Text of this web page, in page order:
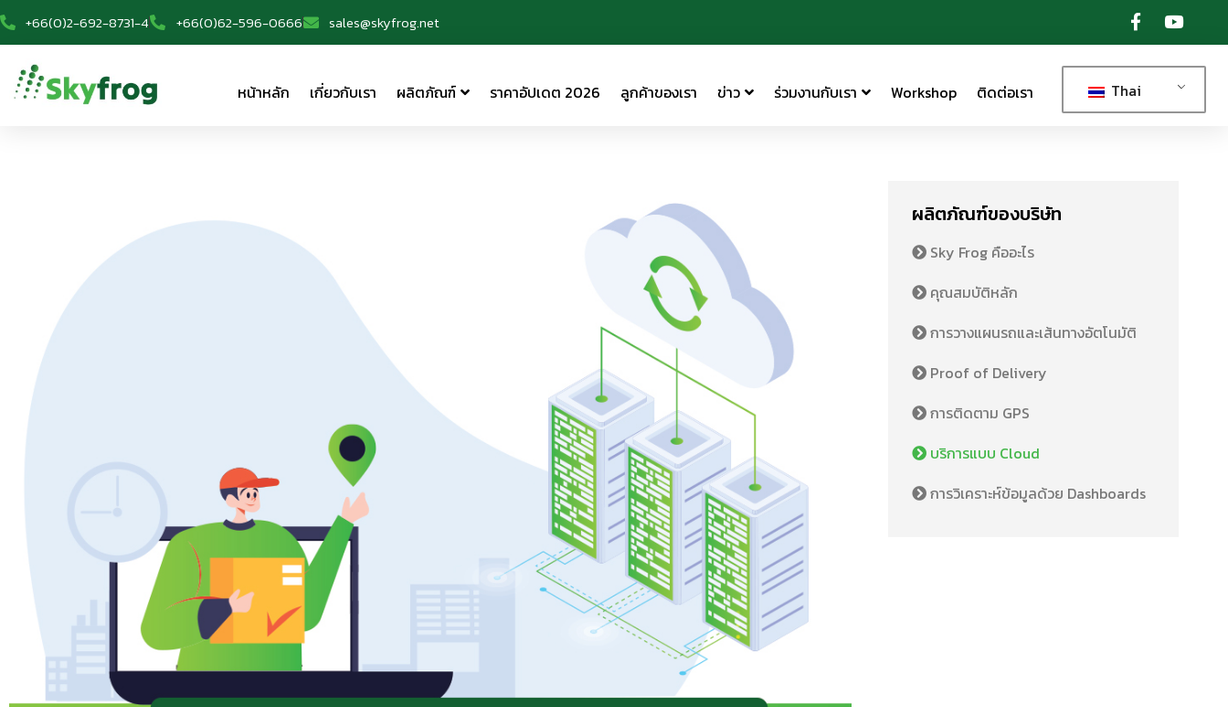
+66(0)2-692-8731-4 +66(0)62-596-0666 sales@skyfrog.net
หน้าหลัก เกี่ยวกับเรา ผลิตภัณฑ์ ราคาอัปเดต 2026 ลูกค้าของเรา ข่าว ร่วมงานกับเรา Workshop ติดต่อเรา Thai
ผลิตภัณฑ์ของบริษัท
Sky Frog คืออะไร
คุณสมบัติหลัก
การวางแผนรถและเส้นทางอัตโนมัติ
Proof of Delivery
การติดตาม GPS
บริการแบบ Cloud
การวิเคราะห์ข้อมูลด้วย Dashboards